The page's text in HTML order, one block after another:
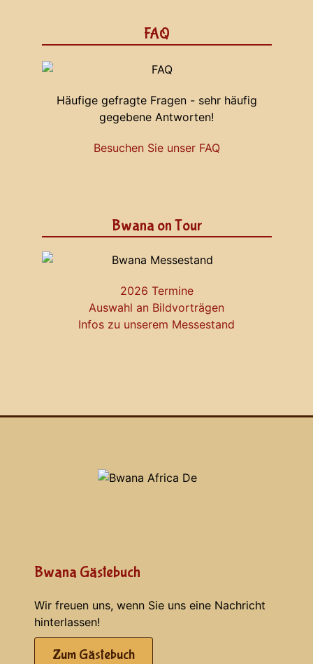
FAQ
Häufige gefragte Fragen - sehr häufig
gegebene Antworten!
Besuchen Sie unser FAQ
Bwana on Tour
2026 Termine
Auswahl an Bildvorträgen
Infos zu unserem Messestand
Bwana Gästebuch
Wir freuen uns, wenn Sie uns eine Nachricht
hinterlassen!
Zum Gästebuch